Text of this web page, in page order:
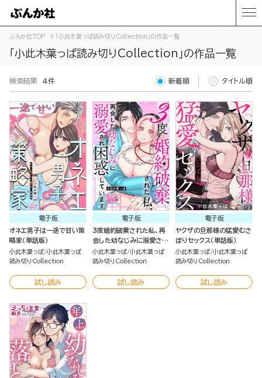
ぶんか社TOP 「小此木葉っぱ読み切りCollection」の作品一覧
「小此木葉っぱ読み切りCollection」の作品一覧
検索結果 4件 新着順 タイトル順
電子版
オネエ男子は一途で甘い策
略家（単話版）
小此木葉っぱ 小此木葉っぱ
読み切りCollection
試し読み
電子版
3度婚約破棄された私、再
会した幼なじみに溺愛され
困惑しています（単話版）
小此木葉っぱ 小此木葉っぱ
読み切りCollection
試し読み
電子版
ヤクザの旦那様の猛愛むさ
ぼりセックス（単話版）
小此木葉っぱ 小此木葉っぱ
読み切りCollection
試し読み